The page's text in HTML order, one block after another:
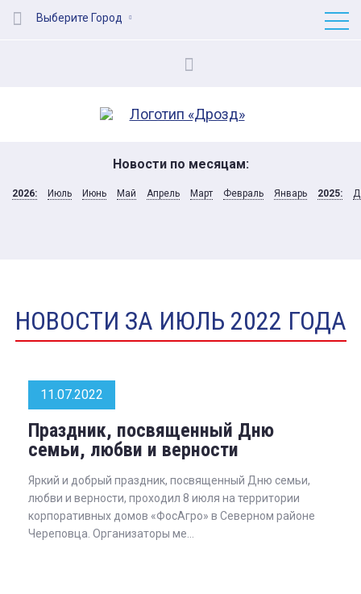
Выберите Город
Новости по месяцам:
2026: Июль Июнь Май Апрель Март Февраль Январь 2025:
НОВОСТИ ЗА ИЮЛЬ 2022 ГОДА
11.07.2022
Праздник, посвященный Дню
семьи, любви и верности
Яркий и добрый праздник, посвященный Дню семьи,
любви и верности, проходил 8 июля на территории
корпоративных домов «ФосАгро» в Северном районе
Череповца. Организаторы ме...